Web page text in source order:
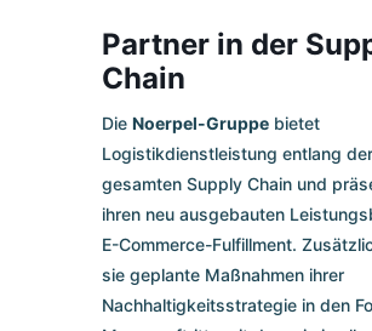
Partner in der
Chain
Die Noerpel-Gruppe bietet
Logistikdienstleistung entlang der
gesamten Supply Chain und
ihren neu ausgebauten
E-Commerce-Fulfillment.
sie geplante Maßnahmen ihrer
Nachhaltigkeitsstrategie in den